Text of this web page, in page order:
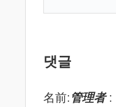
댓글
名前: 管理者: